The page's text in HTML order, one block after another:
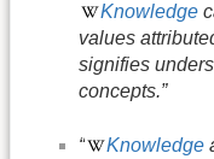
Knowledge
values
signifies
concepts.”
“ Knowledge